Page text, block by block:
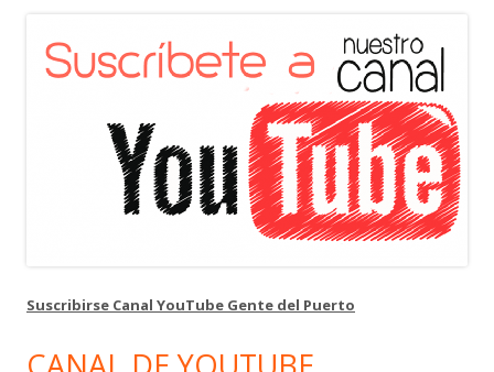
Suscribirse Canal YouTube Gente del Puerto